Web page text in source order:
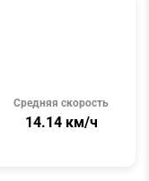
Средняя скорость
14.14 км/ч